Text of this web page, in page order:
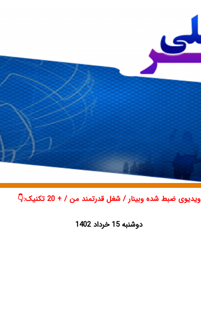
ویدیوی ضبط شده وبینار / شغل قدرتمند من / + 20 تکنیک:👇
دوشنبه 15 خرداد 1402